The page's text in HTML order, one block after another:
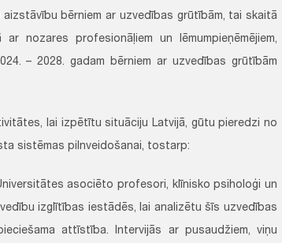
bērniem ar uzvedības grūtībām, tai skaitā
nozares profesionāļiem un lēmumpieņēmējiem,
– 2028. gadam bērniem ar uzvedības grūtībām
lai izpētītu situāciju Latvijā, gūtu pieredzi no
sistēmas pilnveidošanai, tostarp:
asociēto profesori, klīnisko psiholoģi un
izglītības iestādēs, lai analizētu šīs uzvedības
attīstība. Intervijās ar pusaudžiem, viņu